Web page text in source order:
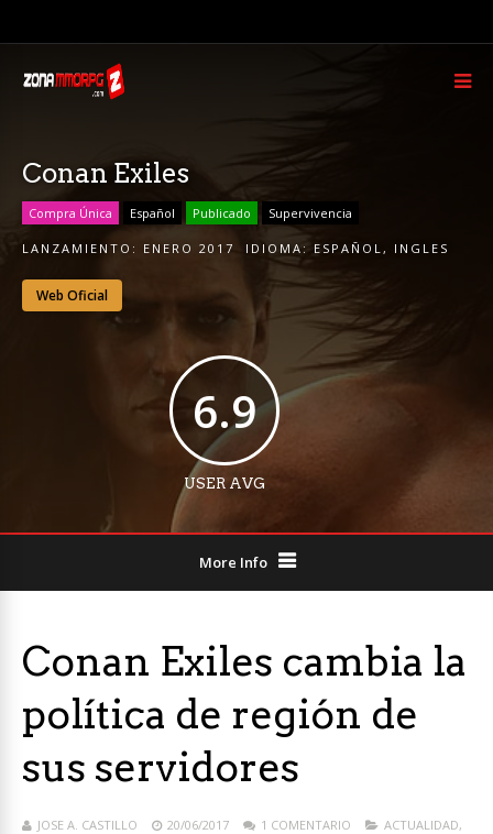
Conan Exiles
Compra Única Español Publicado Supervivencia
LANZAMIENTO: ENERO 2017 IDIOMA: ESPAÑOL, INGLES
Web Oficial
6.9
USER AVG
More Info
Conan Exiles cambia la
política de región de
sus servidores
JOSE A. CASTILLO 20/06/2017 1 COMENTARIO ACTUALIDAD,